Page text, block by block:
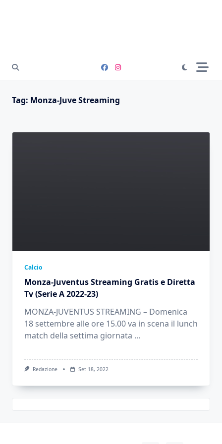
Tag: Monza-Juve Streaming
Calcio
Monza-Juventus Streaming Gratis e Diretta
Tv (Serie A 2022-23)
MONZA-JUVENTUS STREAMING – Domenica
18 settembre alle ore 15.00 va in scena il lunch
match della settima giornata ...
Redazione Set 18, 2022